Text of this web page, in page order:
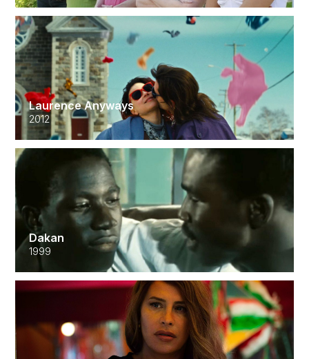
Laurence Anyways
2012
Dakan
1999